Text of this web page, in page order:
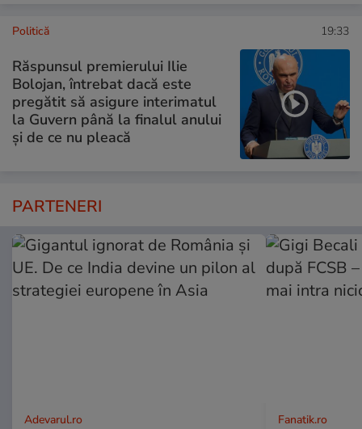
Politică 19:33
Răspunsul premierului Ilie
Bolojan, întrebat dacă este
pregătit să asigure interimatul
la Guvern până la finalul anului
și de ce nu pleacă
PARTENERI
Adevarul.ro Fanatik.ro